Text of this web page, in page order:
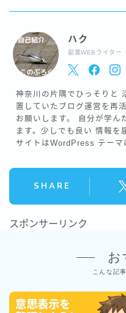
ハク
副業WEBライター
神奈川の片隅でひっそりと
置していたブログ運営を再
お願いします。 自分が学ん
ます。少しでも良い 情報を
サイトはWordPress テー
SHARE
スポンサーリンク
お
こんな記